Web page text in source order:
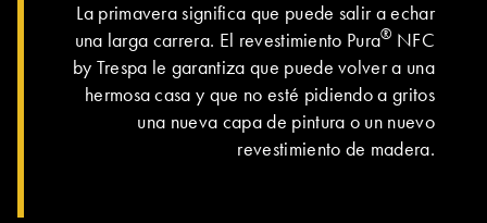
La primavera significa que puede salir a echar
una larga carrera. El revestimiento Pura® NFC
by Trespa le garantiza que puede volver a una
hermosa casa y que no esté pidiendo a gritos
una nueva capa de pintura o un nuevo
revestimiento de madera.